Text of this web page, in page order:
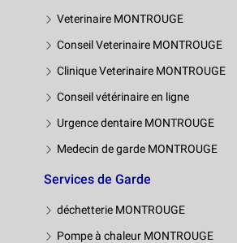
Veterinaire MONTROUGE
Conseil Veterinaire MONTROUGE
Clinique Veterinaire MONTROUGE
Conseil vétérinaire en ligne
Urgence dentaire MONTROUGE
Medecin de garde MONTROUGE
Services de Garde
déchetterie MONTROUGE
Pompe à chaleur MONTROUGE